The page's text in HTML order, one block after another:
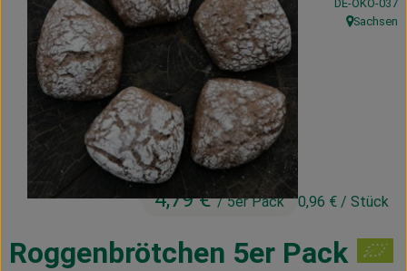
Kühltheke
Vorratskammer
Getränke
Haus, Garten & Co.
Über uns
Lieferservice
Roggenbrötchen 5er Pack
4,79 €/ 5er Pack 0,96 € / Stück
DE-ÖKO-037
, Herkunft:
Sachsen